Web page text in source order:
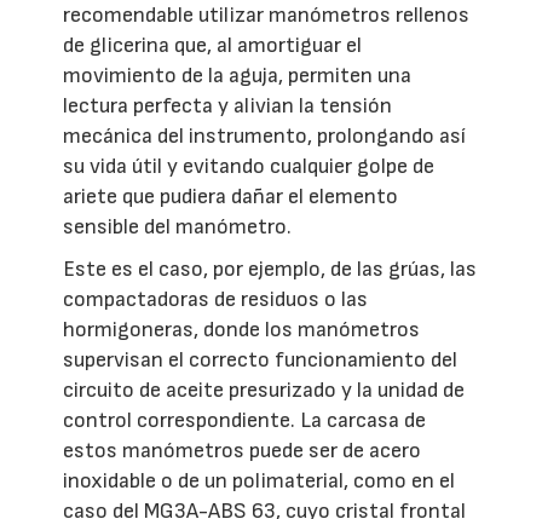
recomendable utilizar manómetros rellenos
de glicerina que, al amortiguar el
movimiento de la aguja, permiten una
lectura perfecta y alivian la tensión
mecánica del instrumento, prolongando así
su vida útil y evitando cualquier golpe de
ariete que pudiera dañar el elemento
sensible del manómetro.
Este es el caso, por ejemplo, de las grúas, las
compactadoras de residuos o las
hormigoneras, donde los manómetros
supervisan el correcto funcionamiento del
circuito de aceite presurizado y la unidad de
control correspondiente. La carcasa de
estos manómetros puede ser de acero
inoxidable o de un polimaterial, como en el
caso del MG3A-ABS 63, cuyo cristal frontal